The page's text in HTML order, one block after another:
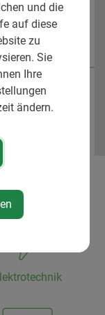
und die
auf diese
zu
Sie
Ihre
ändern.